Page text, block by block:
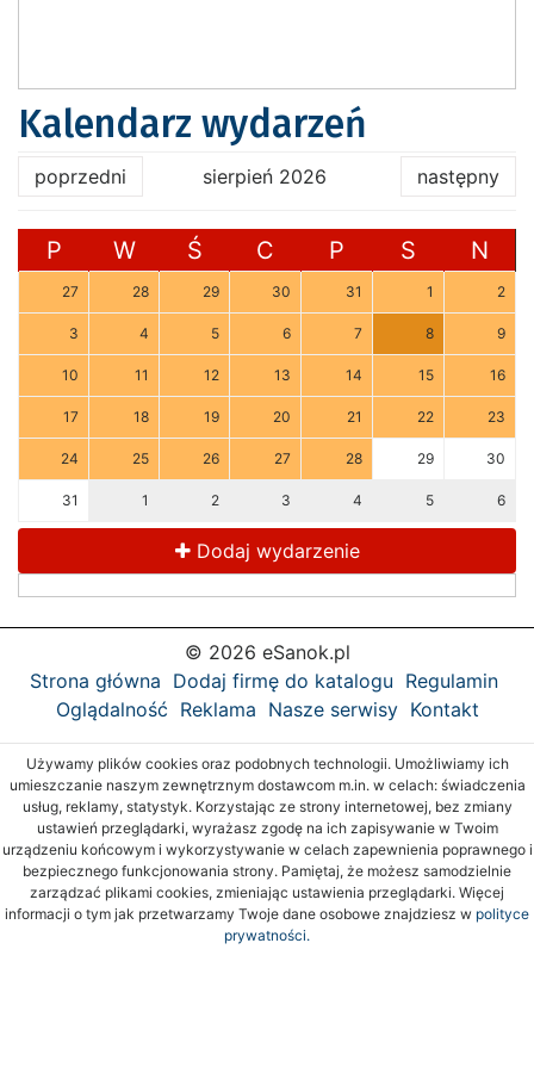
Kalendarz wydarzeń
poprzedni sierpień 2026 następny
P W Ś C P S N
27 28 29 30 31 1 2
3 4 5 6 7 8 9
10 11 12 13 14 15 16
17 18 19 20 21 22 23
24 25 26 27 28 29 30
31 1 2 3 4 5 6
Dodaj wydarzenie
© 2026 eSanok.pl
Strona główna Dodaj firmę do katalogu Regulamin
Oglądalność Reklama Nasze serwisy Kontakt
Używamy plików cookies oraz podobnych technologii. Umożliwiamy ich
umieszczanie naszym zewnętrznym dostawcom m.in. w celach: świadczenia
usług, reklamy, statystyk. Korzystając ze strony internetowej, bez zmiany
ustawień przeglądarki, wyrażasz zgodę na ich zapisywanie w Twoim
urządzeniu końcowym i wykorzystywanie w celach zapewnienia poprawnego i
bezpiecznego funkcjonowania strony. Pamiętaj, że możesz samodzielnie
zarządzać plikami cookies, zmieniając ustawienia przeglądarki. Więcej
informacji o tym jak przetwarzamy Twoje dane osobowe znajdziesz w polityce
prywatności.